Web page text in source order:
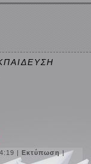
|Εκτύπωση|